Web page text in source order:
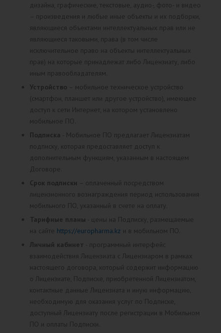
дизайна, графические, текстовые, аудио-, фото- и видео
– произведения и любые иные объекты и их подборки,
являющиеся объектами интеллектуальных прав или не
являющиеся таковыми, права (в том числе
исключительное право на объекты интеллектуальных
прав) на которые принадлежат либо Лицензиату, либо
иным правообладателям.
Устройство – мобильное техническое устройство
(смартфон, планшет или другое устройство), имеющее
доступ к сети Интернет, на котором установлено
мобильное ПО.
Подписка - Мобильное ПО предлагает Лицензиатам
подписку, которая предоставляет доступ к
дополнительным функциям, указанным в настоящем
Договоре.
Срок подписки – оплаченный посредством
лицензионного вознаграждения период использования
мобильного ПО, указанный в счете на оплату.
Тарифные планы - цены на Подписку, размещаемые
на сайте https://europharma.kz и в мобильном ПО.
Личный кабинет - программный интерфейс
взаимодействия Лицензиата с Лицензиаром в рамках
настоящего договора, который содержит информацию
о Лицензиате, Подписке, приобретенной Лицензиатом,
контактные данные Лицензиата и иную информацию,
необходимую для оказания услуг по Подписке,
доступный Лицензиату после регистрации в Мобильном
ПО и оплаты Подписки.